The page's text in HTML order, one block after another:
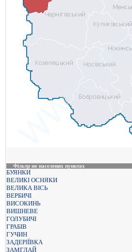
Фільтр по населених пунктах
БУЯНКИ
ВЕЛИКІ ОСНЯКИ
ВЕЛИКА ВІСЬ
ВЕРБИЧІ
ВИСОКИНЬ
ВИШНЕВЕ
ГОЛУБИЧІ
ГРАБІВ
ГУЧИН
ЗАДЕРІЇВКА
ЗАМГЛАЙ